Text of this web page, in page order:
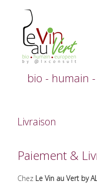
bio - humain
Livraison
Paiement &
Chez Le Vin au Vert by